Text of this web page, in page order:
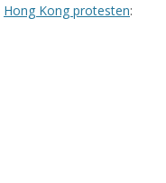
Hong Kong protesten: